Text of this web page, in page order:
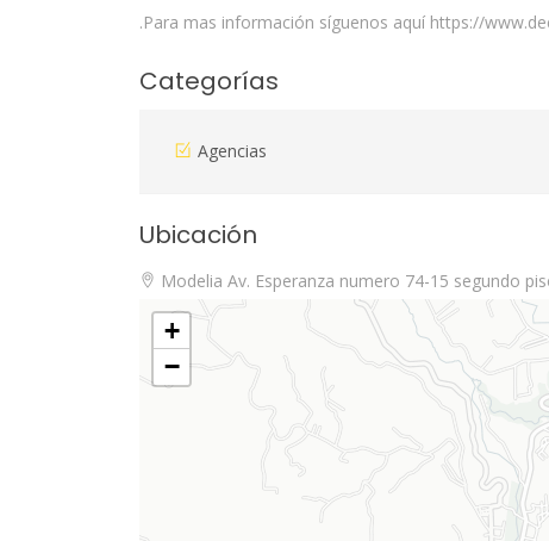
.Para mas información síguenos aquí https://
Categorías
Agencias
Ubicación
Modelia Av. Esperanza numero 74-15 segundo
+
−